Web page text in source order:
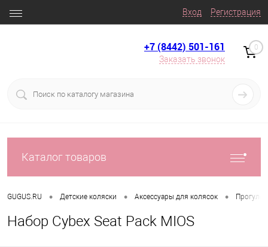
Вход Регистрация
+7 (8442) 501-161
Заказать звонок
0
Каталог товаров
GUGUS.RU • Детские коляски • Аксессуары для колясок •
Набор Cybex Seat Pack MIOS